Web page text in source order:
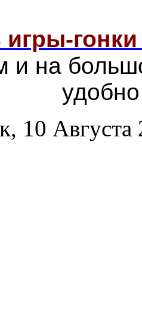
игры-
и на
10 Августа